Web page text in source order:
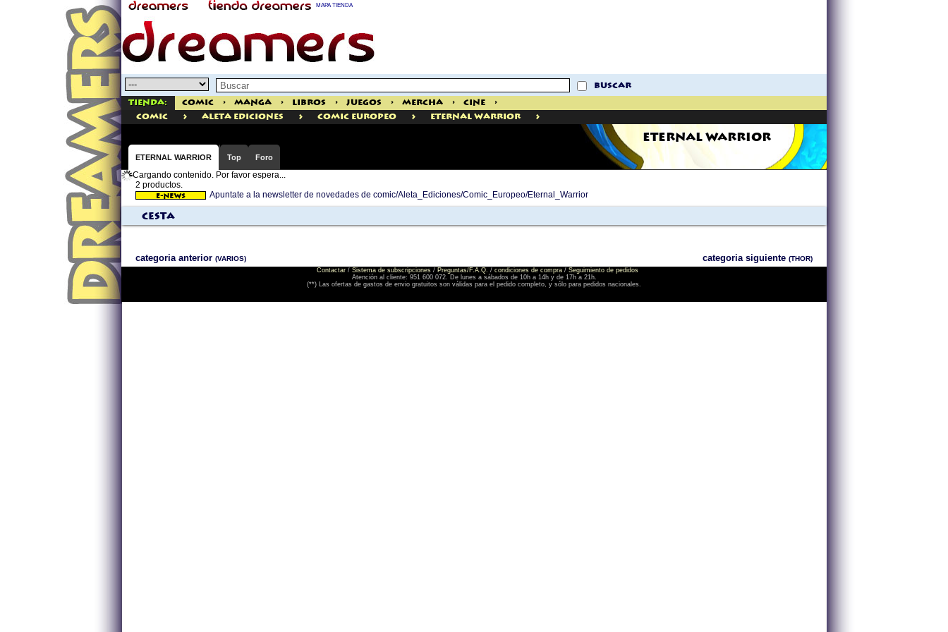
MAPA TIENDA
buscar
Tienda: Comic > Manga > Libros > Juegos > Mercha > Cine
>
comic
> Aleta Ediciones > Comic Europeo > Eternal Warrior >
ETERNAL WARRIOR
ETERNAL WARRIOR Top Foro
Cargando contenido. Por favor espera...
2 productos.
Apuntate a la newsletter de novedades de comic/Aleta_Ediciones/Comic_Europeo/Eternal_Warrior
Cesta
categoria anterior (VARIOS) categoria siguiente (THOR)
Contactar / Sistema de subscripciones / Preguntas/F.A.Q. / condiciones de compra / Seguimiento de pedidos
Atención al cliente: 951 600 072. De lunes a sábados de 10h a 14h y de 17h a 21h.
(**) Las ofertas de gastos de envio gratuitos son válidas para el pedido completo, y sólo para pedidos nacionales.